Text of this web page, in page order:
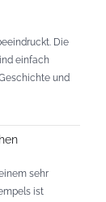
Die
einfach
und
sehr
ist